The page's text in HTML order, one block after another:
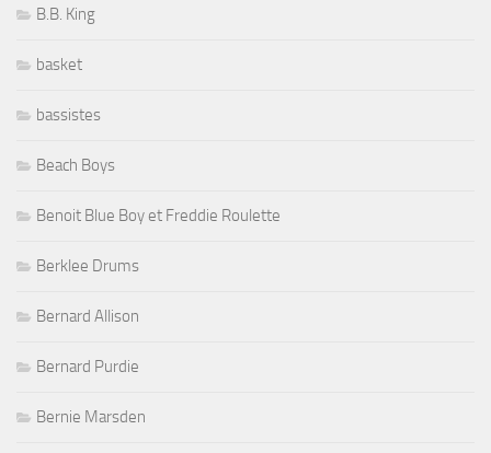
B.B. King
basket
bassistes
Beach Boys
Benoit Blue Boy et Freddie Roulette
Berklee Drums
Bernard Allison
Bernard Purdie
Bernie Marsden